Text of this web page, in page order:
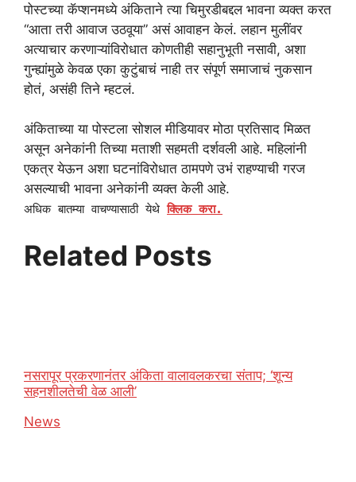
पोस्टच्या कॅप्शनमध्ये अंकिताने त्या चिमुरडीबद्दल भावना व्यक्त करत
“आता तरी आवाज उठवूया” असं आवाहन केलं. लहान मुलींवर
अत्याचार करणाऱ्यांविरोधात कोणतीही सहानुभूती नसावी, अशा
गुन्ह्यांमुळे केवळ एका कुटुंबाचं नाही तर संपूर्ण समाजाचं नुकसान
होतं, असंही तिने म्हटलं.
अंकिताच्या या पोस्टला सोशल मीडियावर मोठा प्रतिसाद मिळत
असून अनेकांनी तिच्या मताशी सहमती दर्शवली आहे. महिलांनी
एकत्र येऊन अशा घटनांविरोधात ठामपणे उभं राहण्याची गरज
असल्याची भावना अनेकांनी व्यक्त केली आहे.
अधिक बातम्या वाचण्यासाठी येथेक्लिक करा.
Related Posts
नसरापूर प्रकरणानंतर अंकिता वालावलकरचा संताप; ‘शून्य
सहनशीलतेची वेळ आली’
In relation to
News